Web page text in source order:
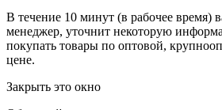
В течение 10 минут (в рабочее время)
менеджер, уточнит некоторую
покупать товары по оптовой,
цене.
Закрыть это окно